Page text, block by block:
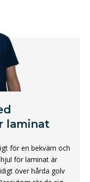
laminat
för en bekväm och
för laminat är
över hårda golv